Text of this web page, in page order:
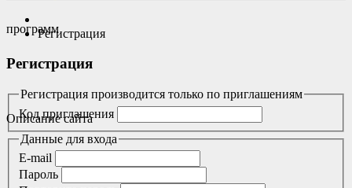
программ
Описание сайта
Регистрация
Регистрация
Регистрация производится только по приглашениям
Код приглашения
Данные для входа
E-mail
Пароль